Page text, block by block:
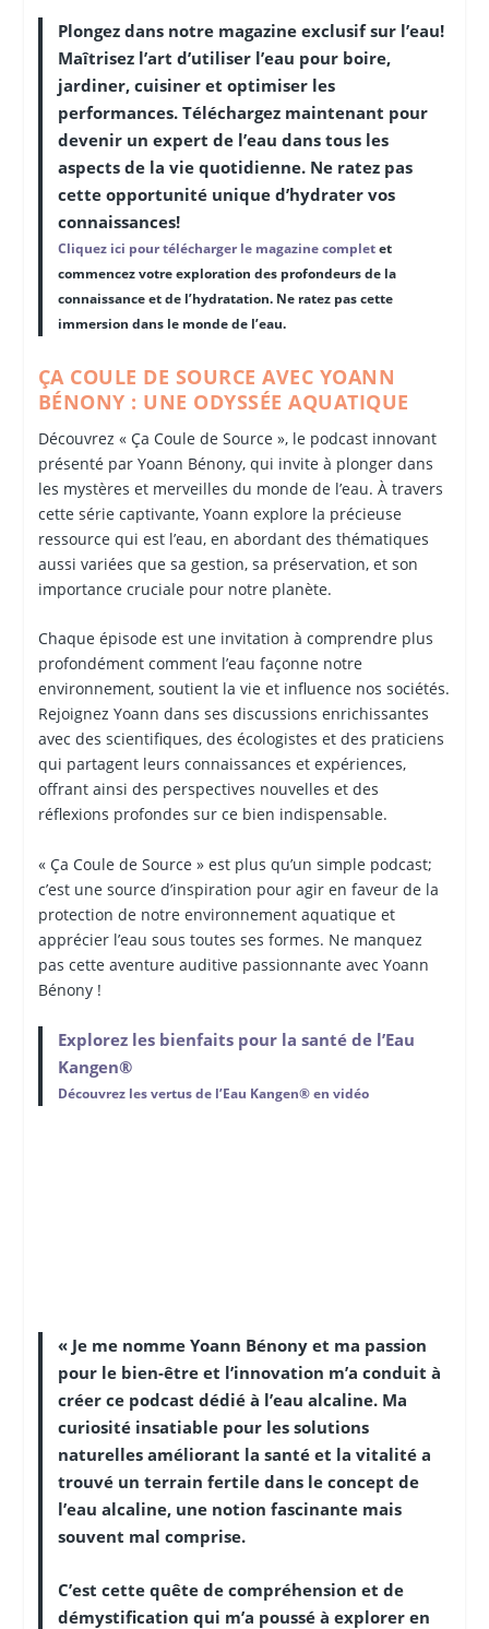
Plongez dans notre magazine exclusif sur l’eau!
Maîtrisez l’art d’utiliser l’eau pour boire,
jardiner, cuisiner et optimiser les
performances. Téléchargez maintenant pour
devenir un expert de l’eau dans tous les
aspects de la vie quotidienne. Ne ratez pas
cette opportunité unique d’hydrater vos
connaissances!
Cliquez ici pour télécharger le magazine completet
commencez votre exploration des profondeurs de la
connaissance et de l’hydratation. Ne ratez pas cette
immersion dans le monde de l’eau.
ÇA COULE DE SOURCE AVEC YOANN
BÉNONY : UNE ODYSSÉE AQUATIQUE
Découvrez « Ça Coule de Source », le podcast innovant
présenté par Yoann Bénony, qui invite à plonger dans
les mystères et merveilles du monde de l’eau. À travers
cette série captivante, Yoann explore la précieuse
ressource qui est l’eau, en abordant des thématiques
aussi variées que sa gestion, sa préservation, et son
importance cruciale pour notre planète.
Chaque épisode est une invitation à comprendre plus
profondément comment l’eau façonne notre
environnement, soutient la vie et influence nos sociétés.
Rejoignez Yoann dans ses discussions enrichissantes
avec des scientifiques, des écologistes et des praticiens
qui partagent leurs connaissances et expériences,
offrant ainsi des perspectives nouvelles et des
réflexions profondes sur ce bien indispensable.
« Ça Coule de Source » est plus qu’un simple podcast;
c’est une source d’inspiration pour agir en faveur de la
protection de notre environnement aquatique et
apprécier l’eau sous toutes ses formes. Ne manquez
pas cette aventure auditive passionnante avec Yoann
Bénony !
Explorez les bienfaits pour la santé de l’Eau
Kangen®
Découvrez les vertus de l’Eau Kangen® en vidéo
« Je me nomme Yoann Bénony et ma passion
pour le bien-être et l’innovation m’a conduit à
créer ce podcast dédié à l’eau alcaline. Ma
curiosité insatiable pour les solutions
naturelles améliorant la santé et la vitalité a
trouvé un terrain fertile dans le concept de
l’eau alcaline, une notion fascinante mais
souvent mal comprise.
C’est cette quête de compréhension et de
démystification qui m’a poussé à explorer en